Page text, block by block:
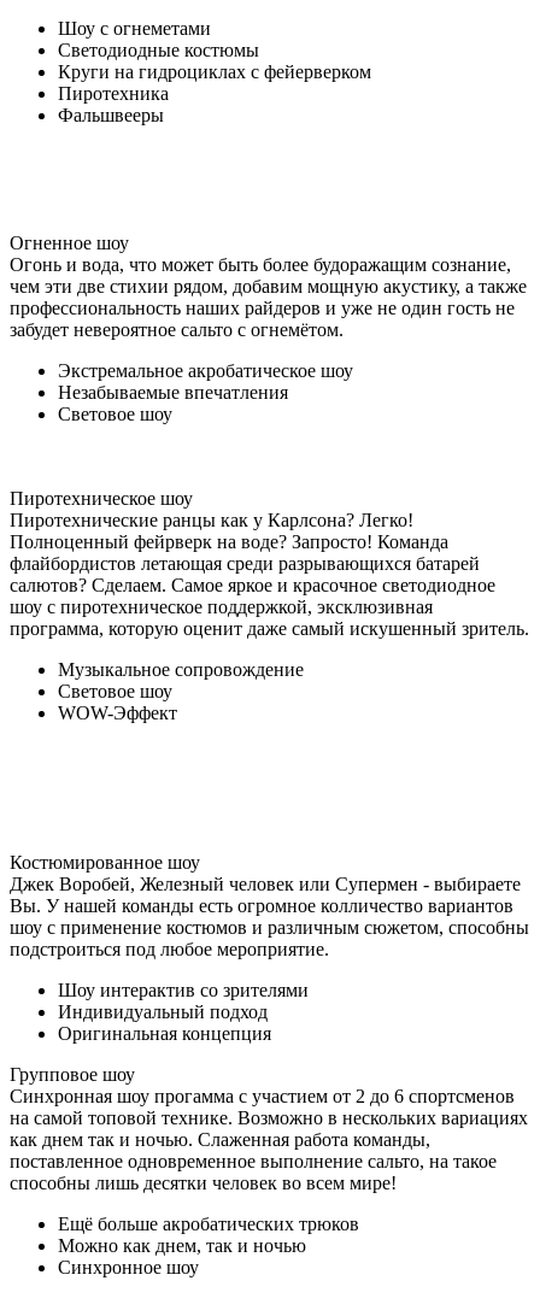
Шоу с огнеметами
Светодиодные костюмы
Круги на гидроциклах с фейерверком
Пиротехника
Фальшвееры
Огненное шоу
Огонь и вода, что может быть более будоражащим сознание,
чем эти две стихии рядом, добавим мощную акустику, а также
профессиональность наших райдеров и уже не один гость не
забудет невероятное сальто с огнемётом.
Экстремальное акробатическое шоу
Незабываемые впечатления
Световое шоу
Пиротехническое шоу
Пиротехнические ранцы как у Карлсона? Легко!
Полноценный фейрверк на воде? Запросто! Команда
флайбордистов летающая среди разрывающихся батарей
салютов? Сделаем. Самое яркое и красочное светодиодное
шоу с пиротехническое поддержкой, эксклюзивная
программа, которую оценит даже самый искушенный зритель.
Музыкальное сопровождение
Световое шоу
WOW-Эффект
Костюмированное шоу
Джек Воробей, Железный человек или Супермен - выбираете
Вы. У нашей команды есть огромное колличество вариантов
шоу с применение костюмов и различным сюжетом, способны
подстроиться под любое мероприятие.
Шоу интерактив со зрителями
Индивидуальный подход
Оригинальная концепция
Групповое шоу
Синхронная шоу прогамма с участием от 2 до 6 спортсменов
на самой топовой технике. Возможно в нескольких вариациях
как днем так и ночью. Слаженная работа команды,
поставленное одновременное выполнение сальто, на такое
способны лишь десятки человек во всем мире!
Ещё больше акробатических трюков
Можно как днем, так и ночью
Синхронное шоу